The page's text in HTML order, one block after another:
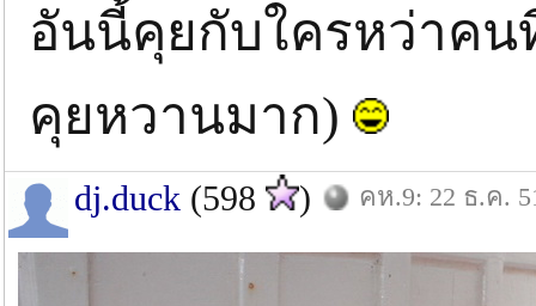
อันนี้คุยกับใครหว่าคน
คุยหวานมาก)
dj.duck (598 ) คห.9: 22 ธ.ค.